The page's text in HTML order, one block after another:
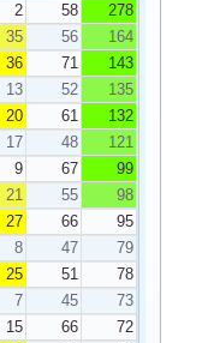
2 58
278
35 56
164
36 71
143
13 52
135
20 61
132
17 48
121
9 67
99
21 55
98
27 66
95
8 47
79
25 51
78
7 45
73
15 66
72